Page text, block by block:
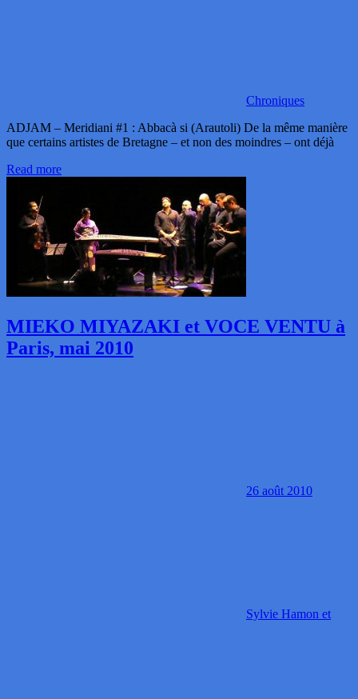
Chroniques
ADJAM – Meridiani #1 : Abbacà si (Arautoli) De la même manière
que certains artistes de Bretagne – et non des moindres – ont déjà
Read more
MIEKO MIYAZAKI et VOCE VENTU à
Paris, mai 2010
26 août 2010
Sylvie Hamon et